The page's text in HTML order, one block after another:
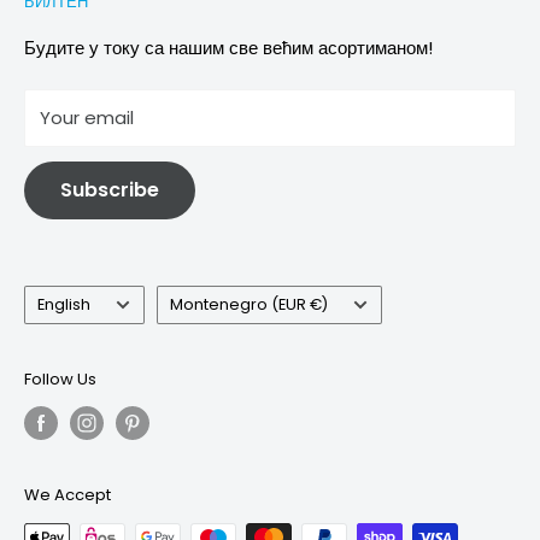
Images & references
Политика отказивања
Услови
Информације о електричној и електронској опреми
Будите у току са нашим све већим асортиманом!
Your email
Subscribe
Language
English Country/region
Montenegro (EUR €)
Follow Us
We Accept